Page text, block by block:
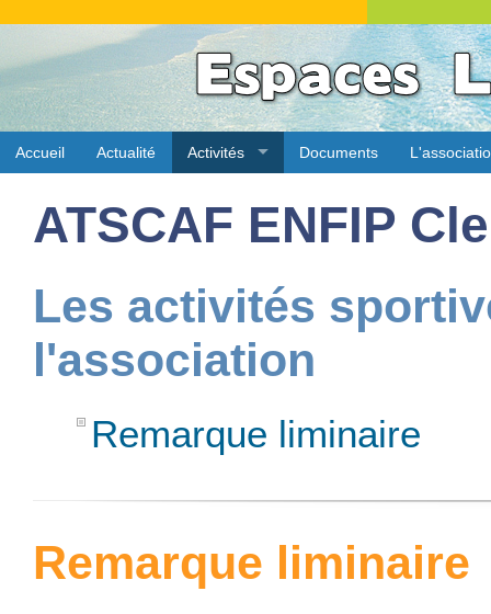
Accueil Actualité Activités Documents
ATSCAF ENFIP
Les activités
l'association
Remarque liminaire
Remarque liminaire